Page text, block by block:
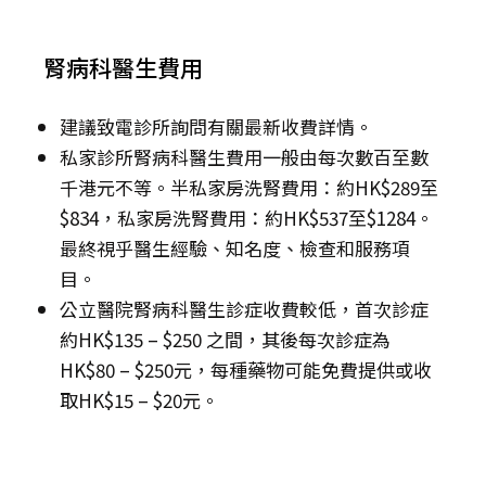
腎病科醫生費用
建議致電診所詢問有關最新收費詳情。
私家診所腎病科醫生費用一般由每次數百至數
千港元不等。半私家房洗腎費用：約HK$289至
$834，私家房洗腎費用：約HK$537至$1284。
最終視乎醫生經驗、知名度、檢查和服務項
目。
公立醫院腎病科醫生診症收費較低，首次診症
約HK$135 – $250 之間，其後每次診症為
HK$80 – $250元，每種藥物可能免費提供或收
取HK$15 – $20元。